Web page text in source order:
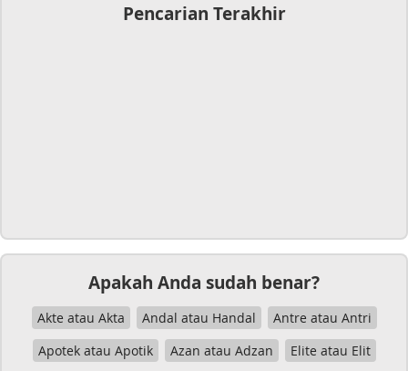
Pencarian Terakhir
Apakah Anda sudah benar?
Akte atau Akta Andal atau Handal
Antre atau Antri
Apotek atau Apotik
Azan atau Adzan
Elite atau Elit